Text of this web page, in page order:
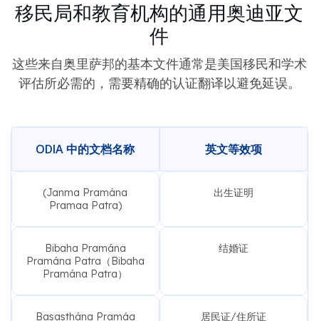
移民局和教育机构的通用奥迪亚文
件
这些来自奥里萨邦的基本文件通常是美国移民和学术
评估所必需的，需要精确的认证翻译以避免延误。
ODIA 中的文档名称 英文等效项
(Janma Pramána
Pramaa Patra)
出生证明
Bibaha Pramána
Pramána Patra（Bibaha
Pramána Patra）
结婚证
Basasthána Pramáa
居民证/住所证